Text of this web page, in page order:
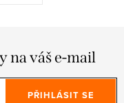
na váš e-mail
PŘIHLÁSIT SE